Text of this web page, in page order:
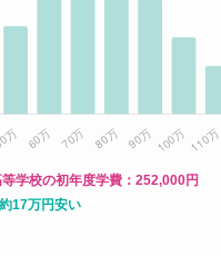
学校の初年度学費： 252,000円
17万円安い